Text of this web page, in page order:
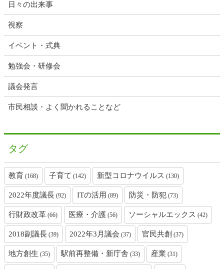
日々の出来事
視察
イベント・式典
勉強会・研修会
議会発言
市民相談・よく聞かれることなど
タグ
教育 (168) 子育て (142) 新型コロナウイルス (130)
2022年度議長 (92) ITの活用 (89) 防災・防犯 (73)
行財政改革 (66) 医療・介護 (56) ソーシャルエックス (42)
2018副議長 (39) 2022年3月議会 (37) 官民共創 (37)
地方創生 (35) 駅前再整備・新庁舎 (33) 産業 (31)